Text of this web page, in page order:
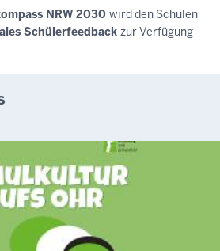
NRW 2030 wird den Schulen
Schülerfeedback zur Verfügung